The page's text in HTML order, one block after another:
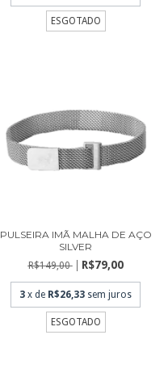
ESGOTADO
PULSEIRA IMÃ MALHA DE AÇO
SILVER
R$149,00 R$79,00
3 x de R$26,33 sem juros
ESGOTADO